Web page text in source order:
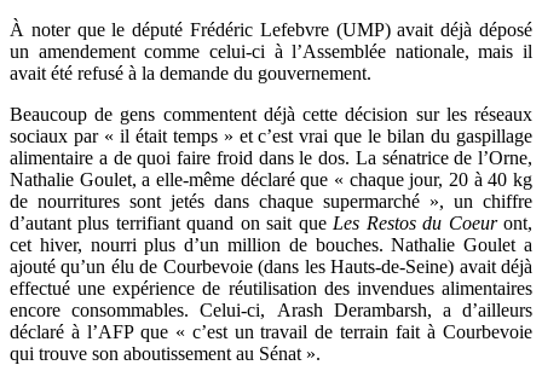
À noter que le député Frédéric Lefebvre (UMP) avait déjà déposé
un amendement comme celui-ci à l’Assemblée nationale, mais il
avait été refusé à la demande du gouvernement.
Beaucoup de gens commentent déjà cette décision sur les réseaux
sociaux par « il était temps » et c’est vrai que le bilan du gaspillage
alimentaire a de quoi faire froid dans le dos. La sénatrice de l’Orne,
Nathalie Goulet, a elle-même déclaré que « chaque jour, 20 à 40 kg
de nourritures sont jetés dans chaque supermarché », un chiffre
d’autant plus terrifiant quand on sait que Les Restos du Coeuront,
cet hiver, nourri plus d’un million de bouches. Nathalie Goulet a
ajouté qu’un élu de Courbevoie (dans les Hauts-de-Seine) avait déjà
effectué une expérience de réutilisation des invendues alimentaires
encore consommables. Celui-ci, Arash Derambarsh, a d’ailleurs
déclaré à l’AFP que « c’est un travail de terrain fait à Courbevoie
qui trouve son aboutissement au Sénat ».